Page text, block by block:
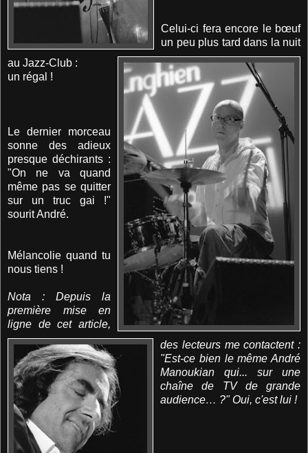
Celui-ci fera encore le bœuf
un peu plus tard dans la nuit
au Jazz-Club :
un régal !
Le dernier morceau
sonne des adieux
presque déchirants :
"On ne va quand
même pas se quitter
sur un truc gai !"
sourit André.
Mélancolie quand tu
nous tiens !
Nota : Depuis la
première mise en
ligne de cet article,
des lecteurs me contactent :
"Est-ce bien le même André
Manoukian qui... sur une
chaîne de TV de grande
audience… ?" Oui, c'est lui !